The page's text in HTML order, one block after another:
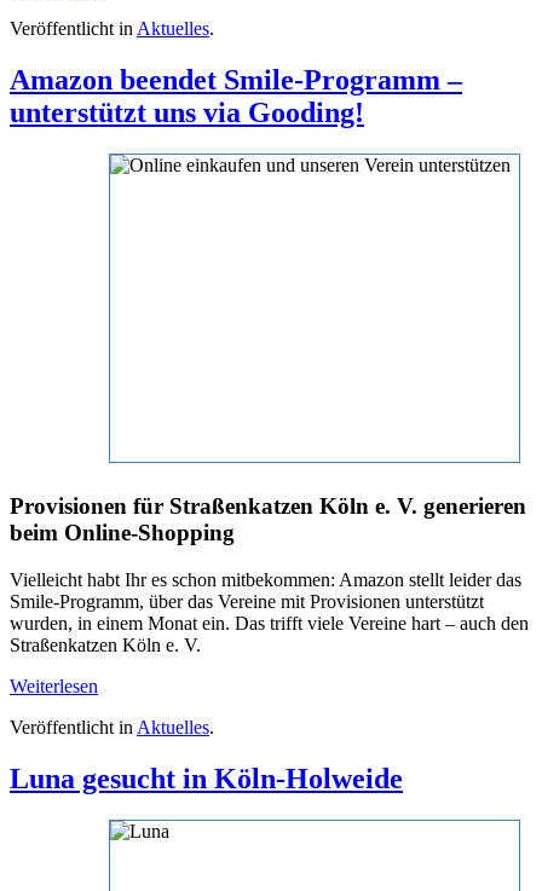
Veröffentlicht inAktuelles.
Amazon beendet Smile-Programm –
unterstützt uns via Gooding!
Provisionen für Straßenkatzen Köln e. V. generieren
beim Online-Shopping
Vielleicht habt Ihr es schon mitbekommen: Amazon stellt leider das
Smile-Programm, über das Vereine mit Provisionen unterstützt
wurden, in einem Monat ein. Das trifft viele Vereine hart – auch den
Straßenkatzen Köln e. V.
Weiterlesen
Veröffentlicht in Aktuelles.
Luna gesucht in Köln-Holweide